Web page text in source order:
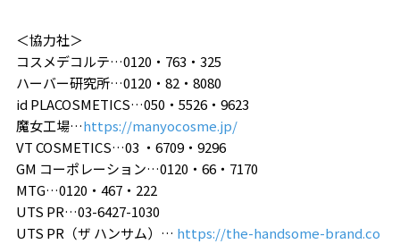
＜協力社＞
コスメデコルテ…0120・763・325
ハーバー研究所…0120・82・8080
id PLACOSMETICS…050・5526・9623
魔女工場…https://manyocosme.jp/
VT COSMETICS…03 ・6709・9296
GM コーポレーション…0120・66・7170
MTG…0120・467・222
UTS PR…03-6427-1030
UTS PR（ザ ハンサム）… https://the-handsome-brand.co